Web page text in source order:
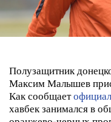
Полузащитник
Максим Малышев
Как сообщает
хавбек занимался в